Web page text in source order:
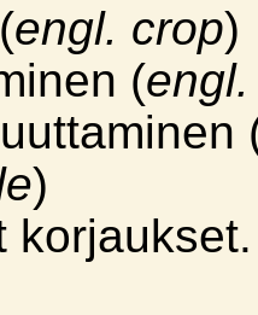
engl. crop)
(
)
korjaukset.